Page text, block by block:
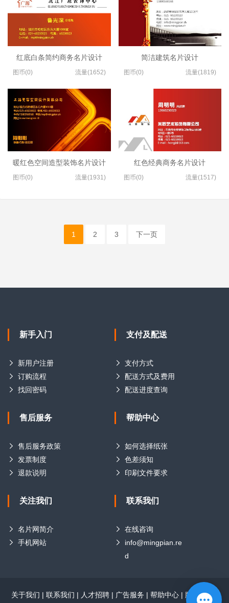
红底白条简约商务名片设计
图币(0) 流量(1652)
暖红色空间造型装饰名片设计
图币(0) 流量(1931)
简洁建筑名片设计
图币(0) 流量(1819)
红色经典商务名片设计
图币(0) 流量(1517)
1 2 3 下一页
新手入门
新用户注册
订购流程
找回密码
支付及配送
支付方式
配送方式及费用
配送进度查询
售后服务
售后服务政策
发票制度
退款说明
帮助中心
如何选择纸张
色差须知
印刷文件要求
关注我们
名片网简介
手机网站
联系我们
在线咨询
info@mingpian.re
d
关于我们 | 联系我们 | 人才招聘 | 广告服务 | 帮助中心 | 版权声明